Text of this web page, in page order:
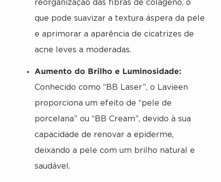
reorganização das fibras de colágeno, o
que pode suavizar a textura áspera da pele
e aprimorar a aparência de cicatrizes de
acne leves a moderadas.
Aumento do Brilho e Luminosidade:
Conhecido como “BB Laser”, o Lavieen
proporciona um efeito de “pele de
porcelana” ou “BB Cream”, devido à sua
capacidade de renovar a epiderme,
deixando a pele com um brilho natural e
saudável.